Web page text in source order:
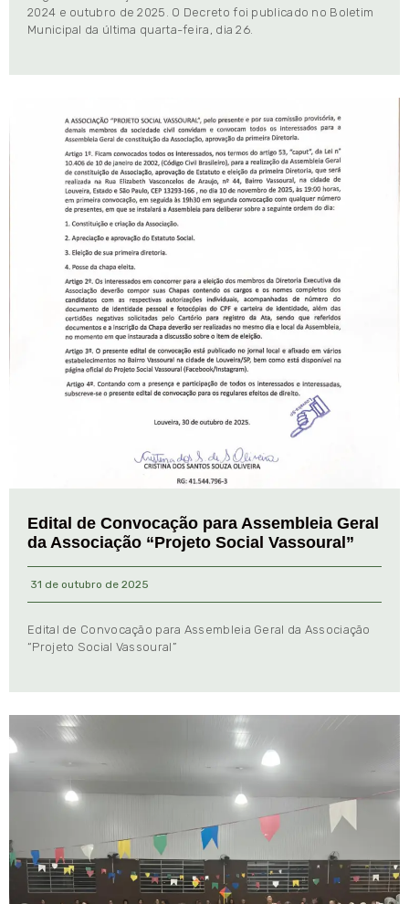
2024 e outubro de 2025. O Decreto foi publicado no Boletim
Municipal da última quarta-feira, dia 26.
Edital de Convocação para Assembleia Geral
da Associação “Projeto Social Vassoural”
31 de outubro de 2025
Edital de Convocação para Assembleia Geral da Associação
“Projeto Social Vassoural”